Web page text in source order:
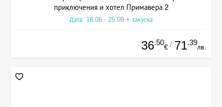
приключения и хотел Примавера 2
Дата: 18.06 - 25.09 + закуска
36.50
€ / 71.39
лв.